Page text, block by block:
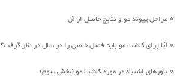
» مراحل پیوند مو و نتایج حاصل از آن
»آیا برای کاشت مو باید فصل خاصی را در سال در نظر گرفت؟
» باورهای اشتباه در مورد کاشت مو (بخش سوم)